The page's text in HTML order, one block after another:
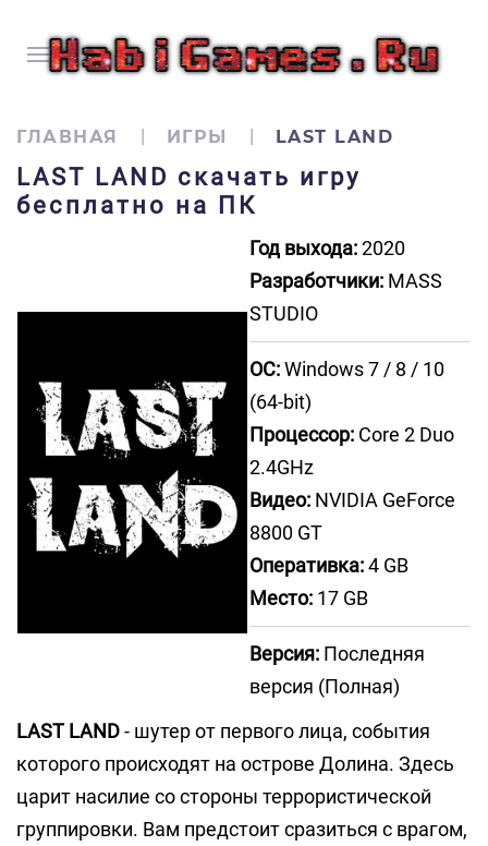
ГЛАВНАЯ ИГРЫ LAST LAND
LAST LAND скачать игру
бесплатно на ПК
Год выхода:2020
Разработчики: MASS
STUDIO
ОС:Windows 7 / 8 / 10
(64-bit)
Процессор: Core 2 Duo
2.4GHz
Видео: NVIDIA GeForce
8800 GT
Оперативка:4 GB
Место: 17 GB
Версия: Последняя
версия (Полная)
LAST LAND- шутер от первого лица, события
которого происходят на острове Долина. Здесь
царит насилие со стороны террористической
группировки. Вам предстоит сразиться с врагом,